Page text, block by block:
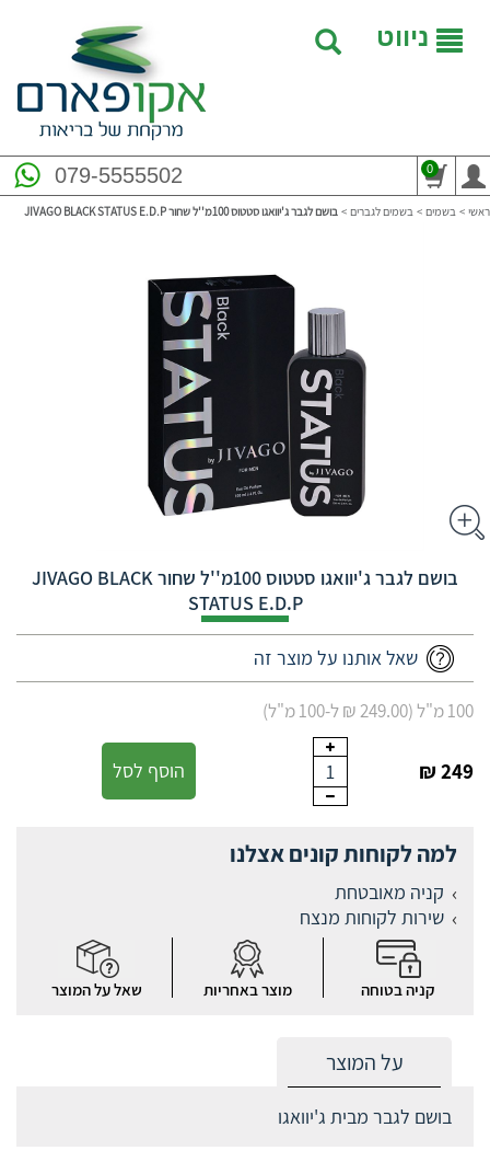
ניווט
079-5555502 0
ראשי > בשמים > בשמים לגברים > בושם לגבר ג'יוואגו סטטוס 100מ''ל שחור JIVAGO BLACK STATUS E.D.P
בושם לגבר ג'יוואגו סטטוס 100מ''ל שחור JIVAGO BLACK
STATUS E.D.P
שאל אותנו על מוצר זה
100 מ"ל (249.00 ₪ ל-100 מ"ל)
249 ₪
1 הוסף לסל
למה לקוחות קונים אצלנו
קניה מאובטחת
שירות לקוחות מנצח
קניה בטוחה מוצר באחריות שאל על המוצר
על המוצר
בושם לגבר מבית ג'יוואגו